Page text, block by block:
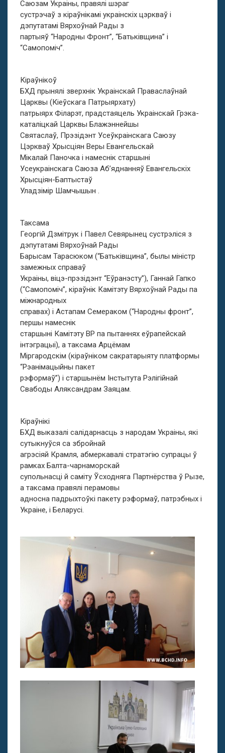
Саюзам Украіны, правялі шэраг
сустрэчаў з кіраўнікамі украінскіх цэркваў і
дэпутатамі Вярхоўнай Рады з
партыяў “Народны Фронт”, “Батьківщина” і
“Самопоміч”.
Кіраўнікоў
БХД прынялі зверхнік Украінскай Праваслаўнай
Царквы (Кіеўскага Патрыярхату)
патрыярх Філарэт, прадстаяцель Украінскай Грэка-
каталіцкай Царквы Блажэннейшы
Святаслаў, Прэзідэнт Усеўкраінскага Саюзу
Цэркваў Хрысціян Веры Евангельскай
Мікалай Паночка і намеснік старшыні
Усеукраінскага Саюза Аб’яднанняў Евангельскіх
Хрысціян-Баптыстаў
Уладзімір Шамчышын .
Таксама
Георгій Дзмітрук і Павел Севярынец сустрэліся з
дэпутатамі Вярхоўнай Рады
Барысам Тарасюком (“Батьківщина”, былы міністр
замежных справаў
Украіны, віцэ-прэзідэнт “Еўранэсту”), Ганнай Гапко
(“Самопоміч”, кіраўнік Камітэту Вярхоўнай Рады па
міжнародных
справах) і Астапам Семераком (“Народны фронт”,
першы намеснік
старшыні Камітэту ВР па пытаннях еўрапейскай
інтэграцыі), а таксама Арцёмам
Міргародскім (кіраўніком сакратарыяту платформы
“Рэанімацыйны пакет
рэформаў”) і старшынём Інстытута Рэлігійнай
Свабоды Аляксандрам Заяцам.
Кіраўнікі
БХД выказалі салідарнасць з народам Украіны, які
сутыкнуўся са збройнай
агрэсіяй Крамля, абмеркавалі стратэгію супрацы ў
рамках Балта-чарнаморскай
супольнасці й саміту Ўсходняга Партнёрства ў Рызе,
а таксама правялі перамовы
адносна падрыхтоўкі пакету рэформаў, патрэбных і
Украіне, і Беларусі.